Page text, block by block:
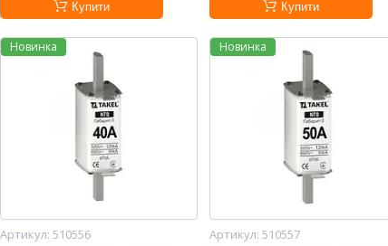
Купити Купити
Новинка
510556
Новинка
510557